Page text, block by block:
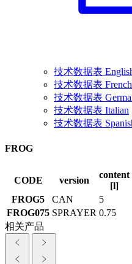
技术数据表
技术数据表 French
技术数据表
技术数据表 Italian
技术数据表
FROG
CODE version
content
[l]
FROG5
CAN 5
FROG075 SPRAYER 0.75
相关产品